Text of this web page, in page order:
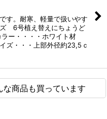
す。耐寒、軽量で扱いやす
6号植え替えにちょうど
ー・・・・ホワイト材
ズ・・・上部外径約23,5ｃ
商品も買っています